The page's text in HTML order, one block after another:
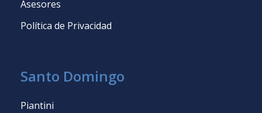
Asesores
Política de Privacidad
Santo Domingo
Piantini